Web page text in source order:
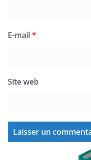
E-mail*
Site web